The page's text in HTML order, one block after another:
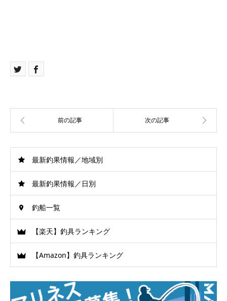
最新釣果情報／地域別
最新釣果情報／日別
釣船一覧
【楽天】釣具ランキング
【Amazon】釣具ランキング